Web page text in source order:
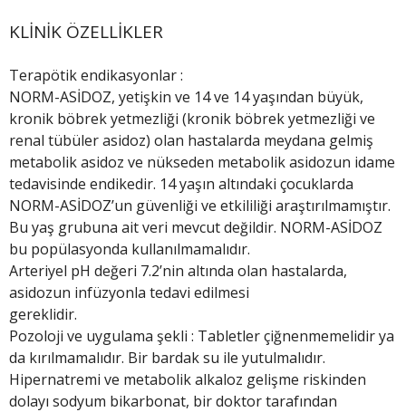
KLİNİK ÖZELLİKLER
Terapötik endikasyonlar :
NORM-ASİDOZ, yetişkin ve 14 ve 14 yaşından büyük,
kronik böbrek yetmezliği (kronik böbrek yetmezliği ve
renal tübüler asidoz) olan hastalarda meydana gelmiş
metabolik asidoz ve nükseden metabolik asidozun idame
tedavisinde endikedir. 14 yaşın altındaki çocuklarda
NORM-ASİDOZ’un güvenliği ve etkililiği araştırılmamıştır.
Bu yaş grubuna ait veri mevcut değildir. NORM-ASİDOZ
bu popülasyonda kullanılmamalıdır.
Arteriyel pH değeri 7.2’nin altında olan hastalarda,
asidozun infüzyonla tedavi edilmesi
gereklidir.
Pozoloji ve uygulama şekli : Tabletler çiğnenmemelidir ya
da kırılmamalıdır. Bir bardak su ile yutulmalıdır.
Hipernatremi ve metabolik alkaloz gelişme riskinden
dolayı sodyum bikarbonat, bir doktor tarafından